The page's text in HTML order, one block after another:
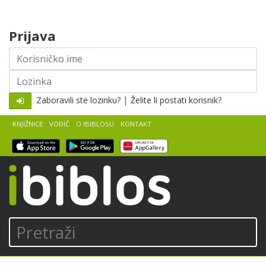
Pretraži
KNJIŽNICE VODIČ O IBIBLOSU KONTAKT
Prijava
Korisničko
ime
Lozinka
Zaboravili ste lozinku? | Želite li postati korisnik?